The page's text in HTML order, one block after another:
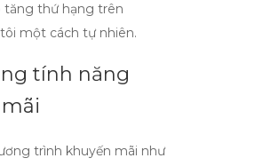
tăng thứ hạng trên
một cách tự nhiên.
tính năng
trình khuyến mãi như